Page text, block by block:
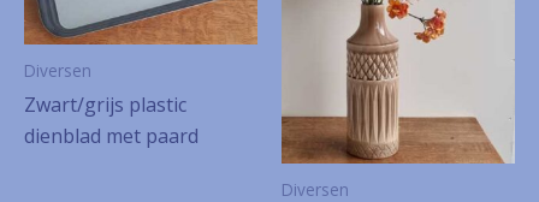
Diversen
Zwart/grijs plastic
dienblad met paard
Diversen